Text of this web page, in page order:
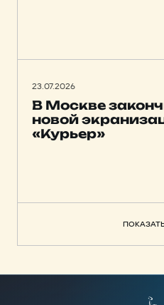
23.07.2026
В Москве
новой
«Курьер»